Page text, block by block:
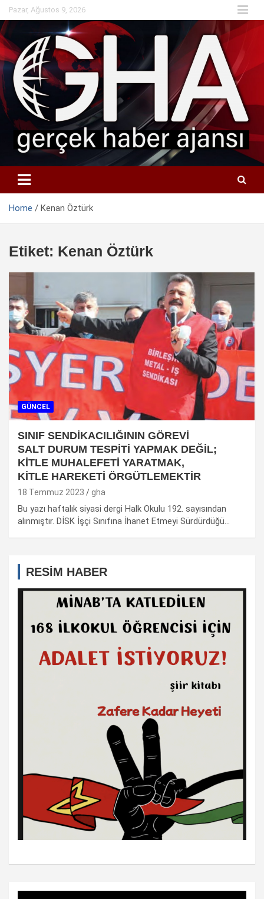
Skip
to
content
Pazar, Ağustos 9, 2026
Home Kenan Öztürk
Etiket: Kenan Öztürk
GÜNCEL
SINIF SENDİKACILIĞININ GÖREVİ
SALT DURUM TESPİTİ YAPMAK DEĞİL;
KİTLE MUHALEFETİ YARATMAK,
KİTLE HAREKETİ ÖRGÜTLEMEKTİR
18 Temmuz 2023 gha
Bu yazı haftalık siyasi dergi Halk Okulu 192. sayısından
alınmıştır. DİSK İşçi Sınıfına İhanet Etmeyi Sürdürdüğü…
RESİM HABER